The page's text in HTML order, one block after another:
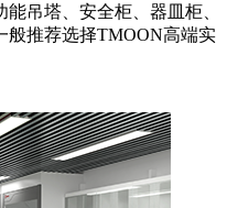
吊塔、安全柜、器皿柜、
推荐选择TMOON高端实